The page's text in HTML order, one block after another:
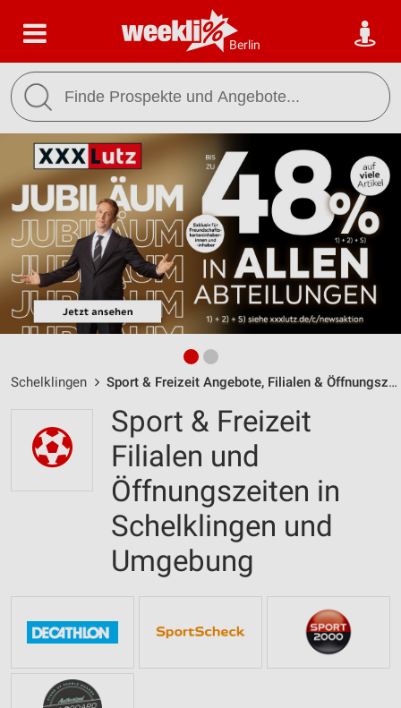
Berlin
Schelklingen Sport & Freizeit Angebote, Filialen & Öffnungszeiten
Sport & Freizeit
Filialen und
Öffnungszeiten in
Schelklingen und
Umgebung